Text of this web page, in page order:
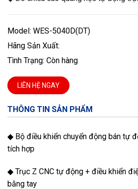
Model: WES-5040D(DT)
Hãng Sản Xuất:
Tình Trạng: Còn hàng
LIÊN HỆ NGAY
THÔNG TIN SẢN PHẨM
◆ Bộ điều khiển chuyển động bán tự
tích hợp
◆ Trục Z CNC tự động + điều khiển
bằng tay